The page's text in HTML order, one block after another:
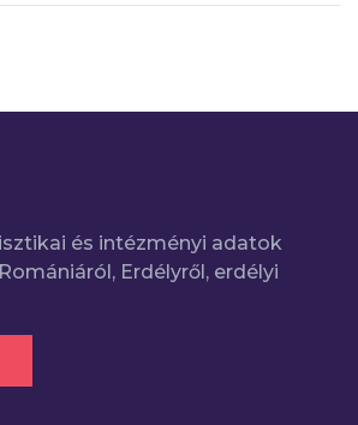
és intézményi adatok
Erdélyről, erdélyi